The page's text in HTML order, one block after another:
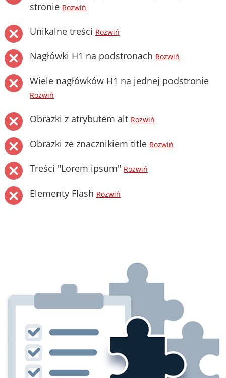
stronie Rozwiń
Unikalne treści Rozwiń
Nagłówki H1 na podstronach Rozwiń
Wiele nagłówków H1 na jednej podstronie
Rozwiń
Obrazki z atrybutem alt Rozwiń
Obrazki ze znacznikiem title Rozwiń
Treści "Lorem ipsum" Rozwiń
Elementy Flash Rozwiń